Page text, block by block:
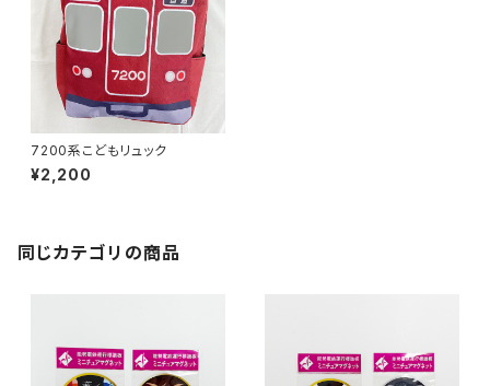
7200系こどもリュック
¥2,200
同じカテゴリの商品